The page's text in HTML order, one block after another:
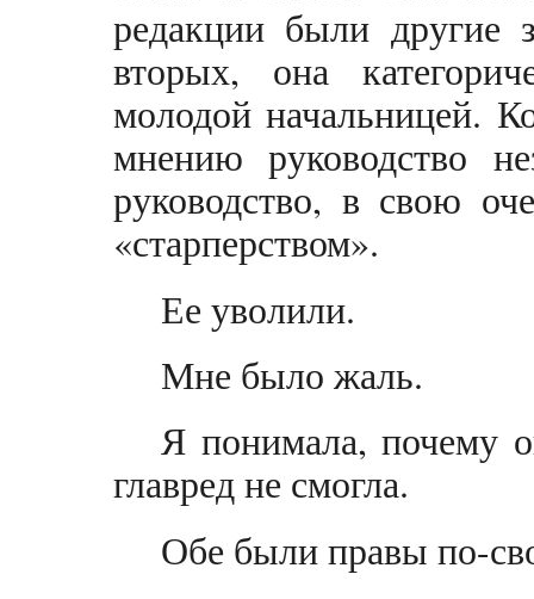
редакции были другие
вторых, она
молодой начальницей.
мнению руководство
руководство, в свою
«старперством».
Ее уволили.
Мне было жаль.
Я понимала, почему
главред не смогла.
Обе были правы по-